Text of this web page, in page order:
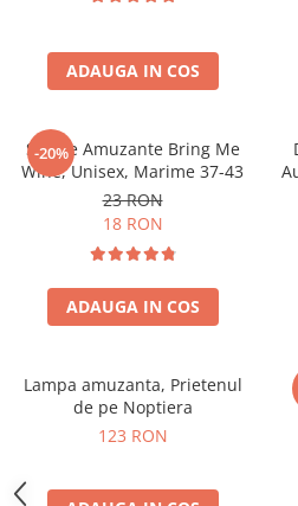
ADAUGA IN COS
-20%
Sosete Amuzante Bring Me
Wine, Unisex, Marime 37-43
23 RON
18 RON
ADAUGA IN COS
Lampa amuzanta, Prietenul
de pe Noptiera
123 RON